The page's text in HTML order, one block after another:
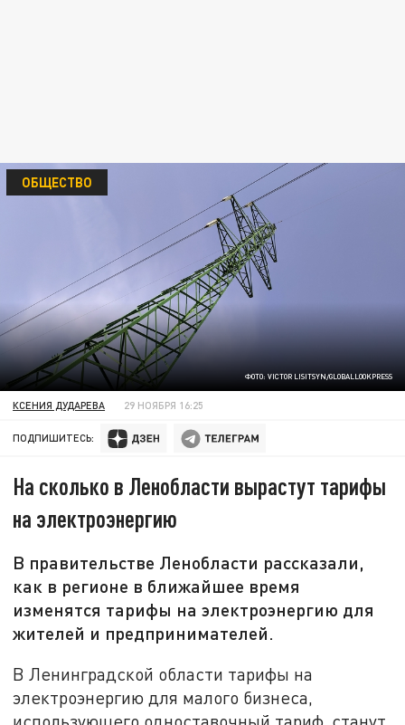
ФОТО: VICTOR LISITSYN/GLOBALLOOKPRESS
ОБЩЕСТВО
КСЕНИЯ ДУДАРЕВА 29 НОЯБРЯ 16:25
ПОДПИШИТЕСЬ:
На сколько в Ленобласти вырастут тарифы
на электроэнергию
В правительстве Ленобласти рассказали,
как в регионе в ближайшее время
изменятся тарифы на электроэнергию для
жителей и предпринимателей.
В Ленинградской области тарифы на
электроэнергию для малого бизнеса,
использующего одноставочный тариф, станут